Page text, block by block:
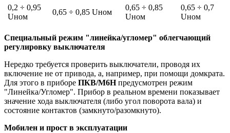
0,2 ÷ 0,95
Uном
0,65 ÷ 0,85 Uном
0,65 ÷ 0,85
Uном
0,65 ÷ 0,7
Uном
Специальный режим "линейка/угломер" облегчающий
регулировку выключателя
Нередко требуется проверить выключатели, проводя их
включение не от привода, а, например, при помощи домкрата.
Для этого в приборе ПКВ/М6Нпредусмотрен режим
"Линейка/Угломер". Прибор в реальном времени показывает
значение хода выключателя (либо угол поворота вала) и
состояние контактов (замкнуто/разомкнуто).
Мобилен и прост в эксплуатации